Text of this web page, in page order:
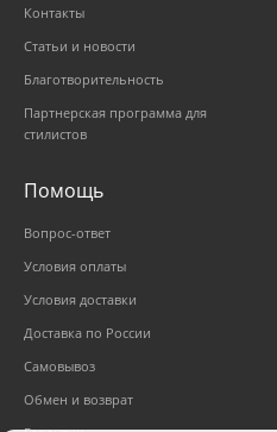
Контакты
Статьи и новости
Благотворительность
Партнерская программа для
стилистов
Помощь
Вопрос-ответ
Условия оплаты
Условия доставки
Доставка по России
Самовывоз
Обмен и возврат